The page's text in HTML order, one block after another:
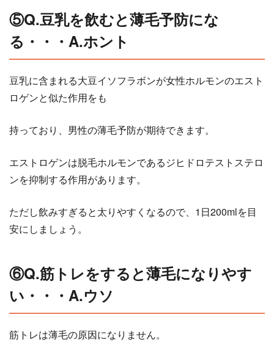
⑤Q.豆乳を飲むと薄毛予防にな
る・・・A.ホント
豆乳に含まれる大豆イソフラボンが女性ホルモンのエスト
ロゲンと似た作用をも
持っており、男性の薄毛予防が期待できます。
エストロゲンは脱毛ホルモンであるジヒドロテストステロ
ンを抑制する作用があります。
ただし飲みすぎると太りやすくなるので、1日200mlを目
安にしましょう。
⑥Q.筋トレをすると薄毛になりやす
い・・・A.ウソ
筋トレは薄毛の原因になりません。